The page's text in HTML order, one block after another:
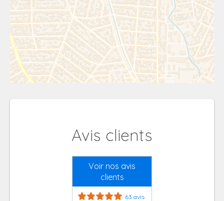
Avis clients
Voir nos avis
clients
63 avis